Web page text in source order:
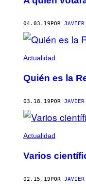
04.03.19 POR JAVIER
Actualidad
Quién es la
03.18.19 POR JAVIER
Actualidad
Varios
02.15.19 POR JAVIER